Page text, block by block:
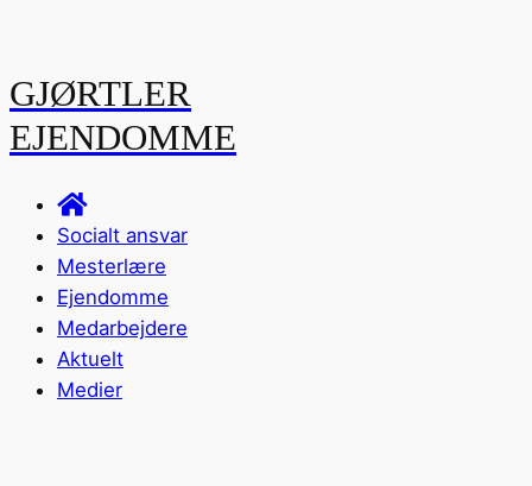
GJØRTLER
EJENDOMME
Socialt ansvar
Mesterlære
Ejendomme
Medarbejdere
Aktuelt
Medier